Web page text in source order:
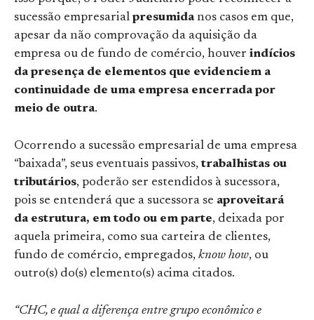
sucessão empresarial presumidanos casos em que,
apesar da não comprovação da aquisição da
empresa ou de fundo de comércio, houver indícios
da presença de elementos que evidenciem a
continuidade de uma empresa encerrada por
meio de outra.
Ocorrendo a sucessão empresarial de uma empresa
“baixada”, seus eventuais passivos,trabalhistas ou
tributários, poderão ser estendidos à sucessora,
pois se entenderá que a sucessora se aproveitará
da estrutura, em todo ou em parte, deixada por
aquela primeira, como sua carteira de clientes,
fundo de comércio, empregados, know how, ou
outro(s) do(s) elemento(s) acima citados.
“CHC, e qual a diferença entre grupo econômico e